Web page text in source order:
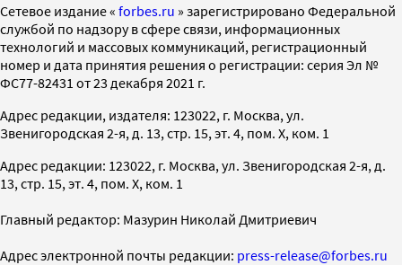
Cетевое издание « forbes.ru » зарегистрировано Федеральной
службой по надзору в сфере связи, информационных
технологий и массовых коммуникаций, регистрационный
номер и дата принятия решения о регистрации: серия Эл №
ФС77-82431 от 23 декабря 2021 г.
Адрес редакции, издателя: 123022, г. Москва, ул.
Звенигородская 2-я, д. 13, стр. 15, эт. 4, пом. X, ком. 1
Адрес редакции: 123022, г. Москва, ул. Звенигородская 2-я, д.
13, стр. 15, эт. 4, пом. X, ком. 1
Главный редактор: Мазурин Николай Дмитриевич
Адрес электронной почты редакции: press-release@forbes.ru